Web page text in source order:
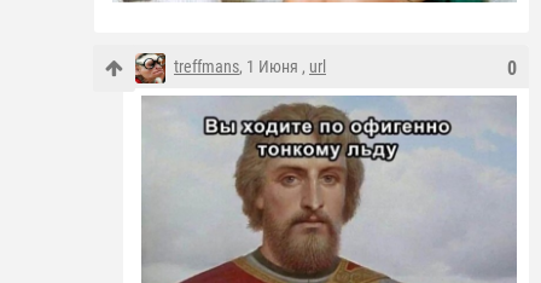
0
treffmans, 1 Июня , url